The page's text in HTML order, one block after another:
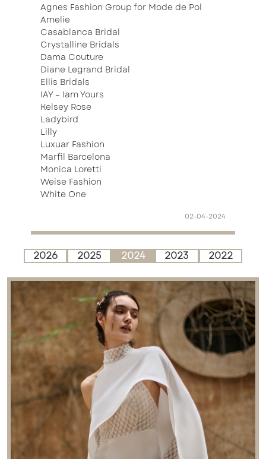
Agnes Fashion Group for Mode de Pol
Amelie
Casablanca Bridal
Crystalline Bridals
Dama Couture
Diane Legrand Bridal
Ellis Bridals
IAY – Iam Yours
Kelsey Rose
Ladybird
Lilly
Luxuar Fashion
Marfil Barcelona
Monica Loretti
Weise Fashion
White One
02-04-2024
2026 2025 2024 2023 2022